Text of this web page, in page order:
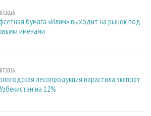
бумага «Илим» выходит на рынок под
именами
лесопродукция нарастила экспорт
на 12%